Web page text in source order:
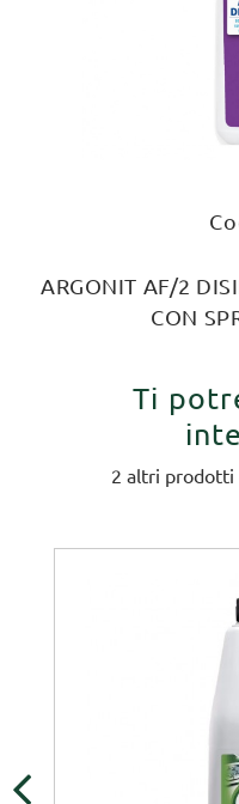
ARGONIT AF/2
CON
Ti
2 altri prodotti